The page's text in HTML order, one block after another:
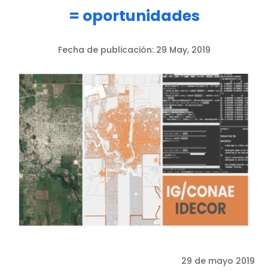
= oportunidades
Fecha de publicación: 29 May, 2019
29 de mayo 2019